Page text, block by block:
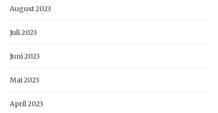
August 2023
Juli 2023
Juni 2023
Mai 2023
April 2023